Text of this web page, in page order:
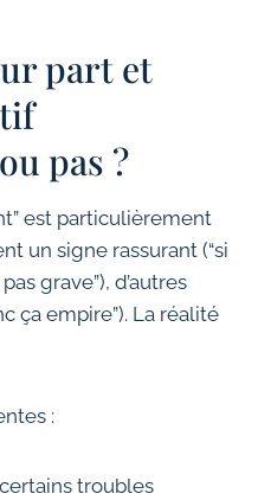
part et
pas ?
est particulièrement
un signe rassurant (“si
grave”), d’autres
ça empire”). La réalité
:
troubles